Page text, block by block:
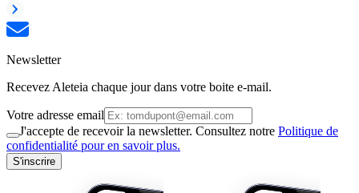
Newsletter
Recevez Aleteia chaque jour dans votre boite e-mail.
Votre adresse email
J'accepte de recevoir la newsletter. Consultez notre Politique de
confidentialité pour en savoir plus.
S'inscrire